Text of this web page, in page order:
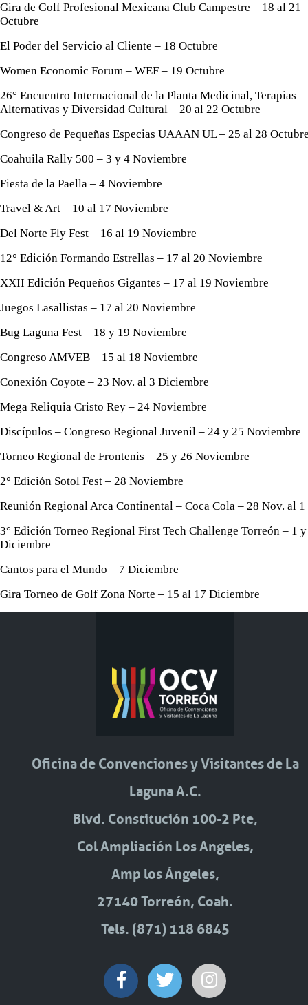
Gira de Golf Profesional Mexicana Club Campestre – 18 al 21
Octubre
El Poder del Servicio al Cliente – 18 Octubre
Women Economic Forum – WEF – 19 Octubre
26° Encuentro Internacional de la Planta Medicinal, Terapias
Alternativas y Diversidad Cultural – 20 al 22 Octubre
Congreso de Pequeñas Especias UAAAN UL – 25 al 28
Coahuila Rally 500 – 3 y 4 Noviembre
Fiesta de la Paella – 4 Noviembre
Travel & Art – 10 al 17 Noviembre
Del Norte Fly Fest – 16 al 19 Noviembre
12° Edición Formando Estrellas – 17 al 20 Noviembre
XXII Edición Pequeños Gigantes – 17 al 19 Noviembre
Juegos Lasallistas – 17 al 20 Noviembre
Bug Laguna Fest – 18 y 19 Noviembre
Congreso AMVEB – 15 al 18 Noviembre
Conexión Coyote – 23 Nov. al 3 Diciembre
Mega Reliquia Cristo Rey – 24 Noviembre
Discípulos – Congreso Regional Juvenil – 24 y 25 Noviembre
Torneo Regional de Frontenis – 25 y 26 Noviembre
2° Edición Sotol Fest – 28 Noviembre
Reunión Regional Arca Continental – Coca Cola – 28 Nov. al
3° Edición Torneo Regional First Tech Challenge Torreón – 1
Diciembre
Cantos para el Mundo – 7 Diciembre
Gira Torneo de Golf Zona Norte – 15 al 17 Diciembre
Oficina de Convenciones y Visitantes de La
Laguna A.C.
Blvd. Constitución 100-2 Pte,
Col Ampliación Los Angeles,
Amp los Ángeles,
27140 Torreón, Coah.
Tels. (871) 118 6845